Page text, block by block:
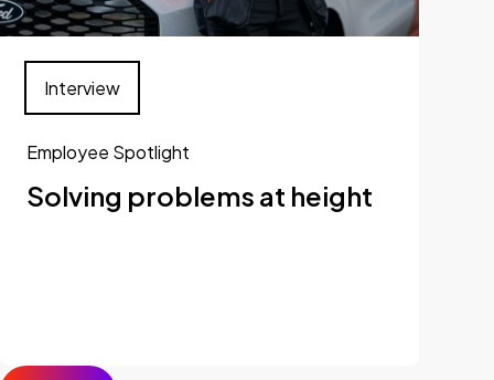
Employee Spotlight
Solving problems at height
Interview